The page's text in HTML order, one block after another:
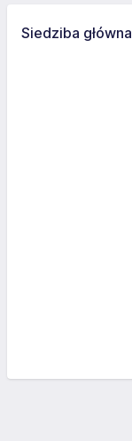
Siedziba główna